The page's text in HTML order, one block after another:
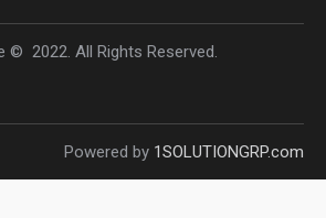
© 2022. All Rights Reserved.
Powered by 1SOLUTIONGRP.com